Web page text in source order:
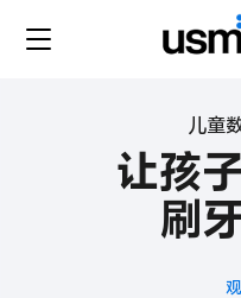
儿童
让孩
刷